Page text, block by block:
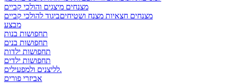
מצנחים מיצגים והולכי קביים
מצנחים חצאיות מצנח ושטיחיםביגוד להולכי קביים
מבצע
תחפושות בנות
תחפושות בנים
תחפושות ילדות
תחפושות ילדים
לליצנים ולמפעילים.
אביזרי פורים